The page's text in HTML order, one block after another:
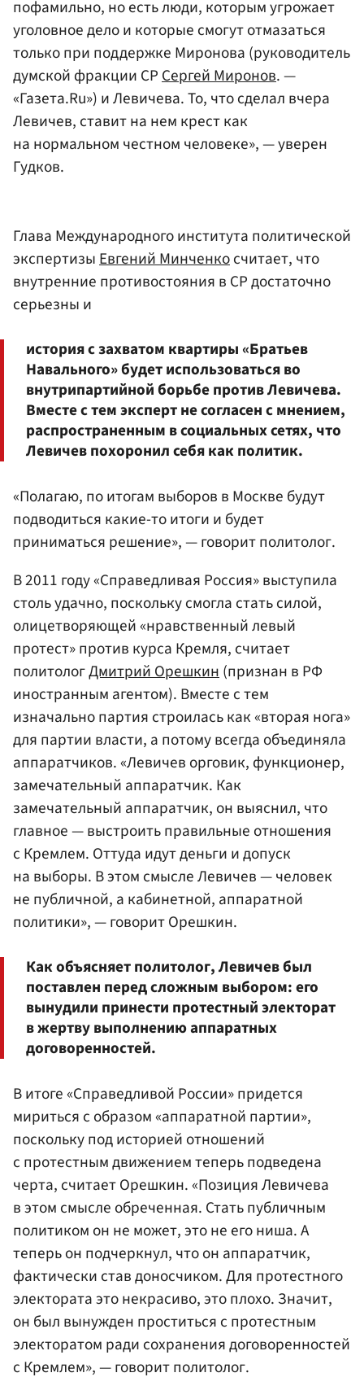
пофамильно, но есть люди, которым угрожает
уголовное дело и которые смогут отмазаться
только при поддержке Миронова (руководитель
думской фракции СРСергей Миронов. —
«Газета.Ru») и Левичева. То, что сделал вчера
Левичев, ставит на нем крест как
на нормальном честном человеке», — уверен
Гудков.
Глава Международного института политической
экспертизыЕвгений Минченкосчитает, что
внутренние противостояния в СР достаточно
серьезны и
история с захватом квартиры «Братьев
Навального» будет использоваться во
внутрипартийной борьбе против Левичева.
Вместе с тем эксперт не согласен с мнением,
распространенным в социальных сетях, что
Левичев похоронил себя как политик.
«Полагаю, по итогам выборов в Москве будут
подводиться какие-то итоги и будет
приниматься решение», — говорит политолог.
В 2011 году «Справедливая Россия» выступила
столь удачно, поскольку смогла стать силой,
олицетворяющей «нравственный левый
протест» против курса Кремля, считает
политологДмитрий Орешкин(признан в РФ
иностранным агентом). Вместе с тем
изначально партия строилась как «вторая нога»
для партии власти, а потому всегда объединяла
аппаратчиков. «Левичев орговик, функционер,
замечательный аппаратчик. Как
замечательный аппаратчик, он выяснил, что
главное — выстроить правильные отношения
с Кремлем. Оттуда идут деньги и допуск
на выборы. В этом смысле Левичев — человек
не публичной, а кабинетной, аппаратной
политики», — говорит Орешкин.
Как объясняет политолог, Левичев был
поставлен перед сложным выбором: его
вынудили принести протестный электорат
в жертву выполнению аппаратных
договоренностей.
В итоге «Справедливой России» придется
мириться с образом «аппаратной партии»,
поскольку под историей отношений
с протестным движением теперь подведена
черта, считает Орешкин. «Позиция Левичева
в этом смысле обреченная. Стать публичным
политиком он не может, это не его ниша. А
теперь он подчеркнул, что он аппаратчик,
фактически став доносчиком. Для протестного
электората это некрасиво, это плохо. Значит,
он был вынужден проститься с протестным
электоратом ради сохранения договоренностей
с Кремлем», — говорит политолог.